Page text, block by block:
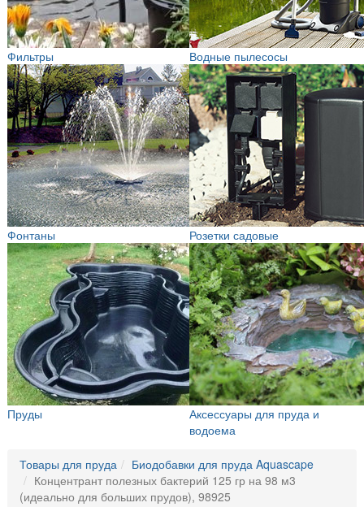
Фильтры Водные пылесосы
Фонтаны Розетки садовые
Пруды
Аксессуары для пруда и
водоема
Товары для пруда
Биодобавки для пруда Aquascape
Концентрант полезных бактерий 125 гр на 98 м3
(идеально для больших прудов), 98925